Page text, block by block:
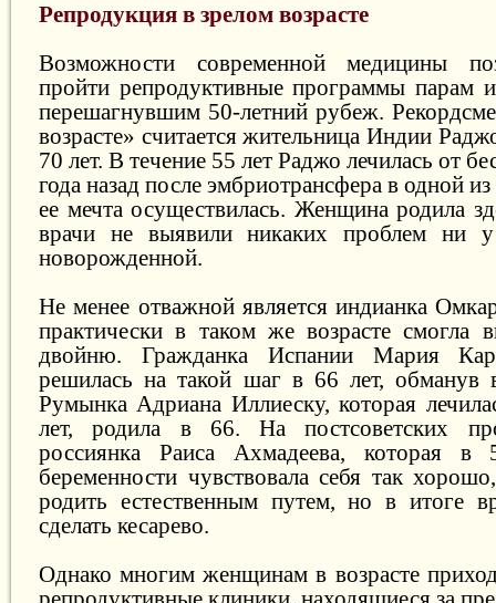
Репродукция в зрелом возрасте
Возможности современной медицины
пройти репродуктивные программы парам
перешагнувшим 50-летний рубеж.
возрасте» считается жительница Индии
70 лет. В течение 55 лет Раджо лечилась от
года назад после эмбриотрансфера в одной
ее мечта осуществилась. Женщина родила
врачи не выявили никаких проблем ни
новорожденной.
Не менее отважной является индианка
практически в таком же возрасте смогла
двойню. Гражданка Испании Мария
решилась на такой шаг в 66 лет, обманув
Румынка Адриана Иллиеску, которая
лет, родила в 66. На постсоветских
россиянка Раиса Ахмадеева, которая
беременности чувствовала себя так
родить естественным путем, но в итоге
сделать кесарево.
Однако многим женщинам в возрасте